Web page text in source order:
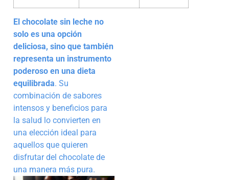
El chocolate sin leche no
solo es una opción
deliciosa, sino que también
representa un instrumento
poderoso en una dieta
equilibrada. Su
combinación de sabores
intensos y beneficios para
la salud lo convierten en
una elección ideal para
aquellos que quieren
disfrutar del chocolate de
una manera más pura.